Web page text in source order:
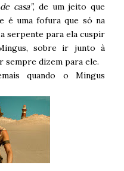
casa”, de um jeito que
é uma fofura que só na
serpente para ela cuspir
sobre ir junto à
sempre dizem para ele.
quando o Mingus